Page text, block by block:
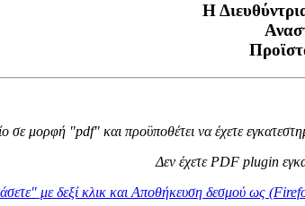
Η
σε μορφή "pdf" και προϋποθέτει να έχετε
Δεν έχετε PDF plugin
με δεξί κλικ και Αποθήκευση δεσμού ως